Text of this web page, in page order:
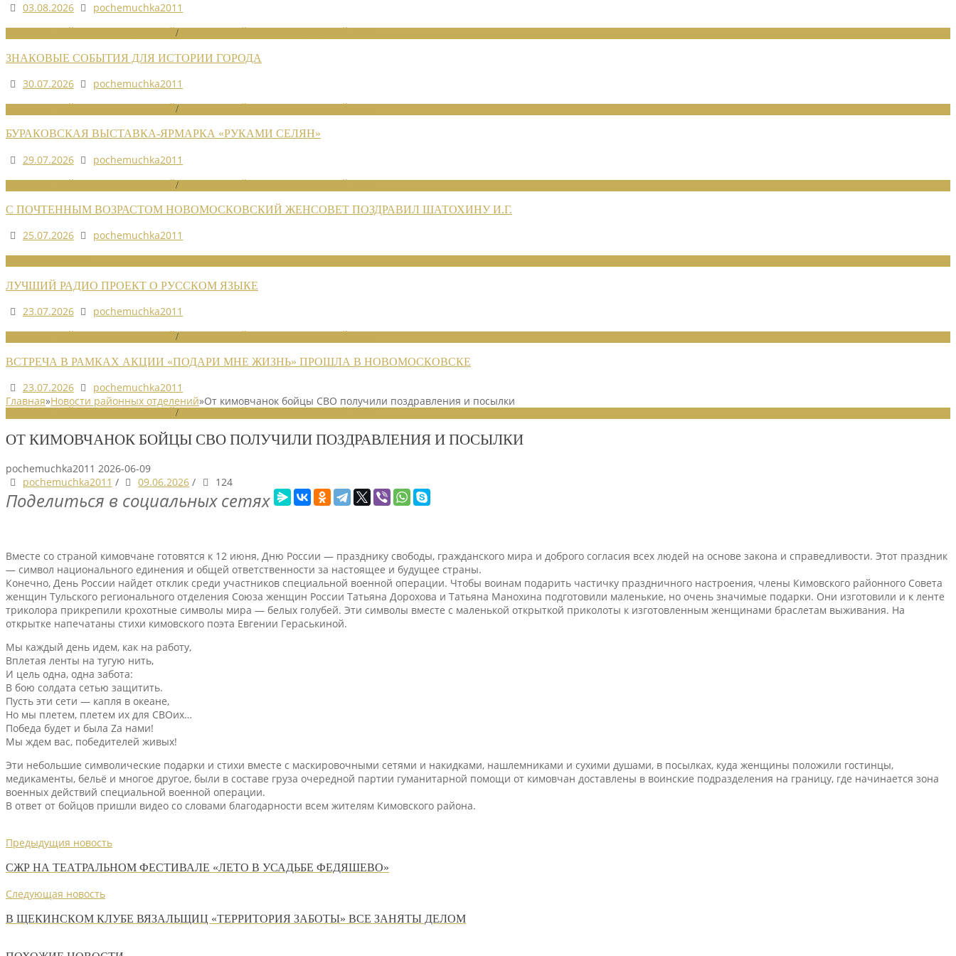
03.08.2026
pochemuchka2011
/
ЗНАКОВЫЕ СОБЫТИЯ ДЛЯ ИСТОРИИ ГОРОДА
30.07.2026
pochemuchka2011
/
БУРАКОВСКАЯ ВЫСТАВКА-ЯРМАРКА «РУКАМИ СЕЛЯН»
29.07.2026
pochemuchka2011
/
С ПОЧТЕННЫМ ВОЗРАСТОМ НОВОМОСКОВСКИЙ ЖЕНСОВЕТ ПОЗДРАВИЛ ШАТОХИНУ И.Г.
25.07.2026
pochemuchka2011
ЛУЧШИЙ РАДИО ПРОЕКТ О РУССКОМ ЯЗЫКЕ
23.07.2026
pochemuchka2011
/
ВСТРЕЧА В РАМКАХ АКЦИИ «ПОДАРИ МНЕ ЖИЗНЬ» ПРОШЛА В НОВОМОСКОВСКЕ
23.07.2026
pochemuchka2011
Главная»Новости районных отделений»От кимовчанок бойцы СВО получили поздравления и посылки
/
ОТ КИМОВЧАНОК БОЙЦЫ СВО ПОЛУЧИЛИ ПОЗДРАВЛЕНИЯ И ПОСЫЛКИ
pochemuchka2011 2026-06-09
pochemuchka2011 / 09.06.2026 / 124
Поделиться в социальных сетях
Вместе со страной кимовчане готовятся к 12 июня, Дню России — празднику свободы, гражданского мира и доброго согласия всех людей на основе закона и справедливости. Этот праздник
— символ национального единения и общей ответственности за настоящее и будущее страны.
Конечно, День России найдет отклик среди участников специальной военной операции. Чтобы воинам подарить частичку праздничного настроения, члены Кимовского районного Совета
женщин Тульского регионального отделения Союза женщин России Татьяна Дорохова и Татьяна Манохина подготовили маленькие, но очень значимые подарки. Они изготовили и к ленте
триколора прикрепили крохотные символы мира — белых голубей. Эти символы вместе с маленькой открыткой приколоты к изготовленным женщинами браслетам выживания. На
открытке напечатаны стихи кимовского поэта Евгении Гераськиной.
Мы каждый день идем, как на работу,
Вплетая ленты на тугую нить,
И цель одна, одна забота:
В бою солдата сетью защитить.
Пусть эти сети — капля в океане,
Но мы плетем, плетем их для СВОих…
Победа будет и была Zа нами!
Мы ждем вас, победителей живых!
Эти небольшие символические подарки и стихи вместе с маскировочными сетями и накидками, нашлемниками и сухими душами, в посылках, куда женщины положили гостинцы,
медикаменты, бельё и многое другое, были в составе груза очередной партии гуманитарной помощи от кимовчан доставлены в воинские подразделения на границу, где начинается зона
военных действий специальной военной операции.
В ответ от бойцов пришли видео со словами благодарности всем жителям Кимовского района.
Предыдущия новость
СЖР НА ТЕАТРАЛЬНОМ ФЕСТИВАЛЕ «ЛЕТО В УСАДЬБЕ ФЕДЯШЕВО»
Следующая новость
В ЩЕКИНСКОМ КЛУБЕ ВЯЗАЛЬЩИЦ «ТЕРРИТОРИЯ ЗАБОТЫ» ВСЕ ЗАНЯТЫ ДЕЛОМ